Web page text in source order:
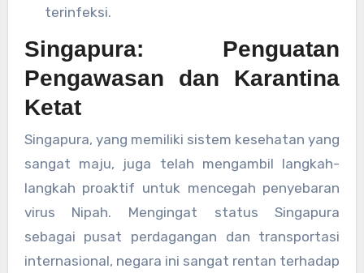
terinfeksi.
Singapura: Penguatan
Pengawasan dan Karantina
Ketat
Singapura, yang memiliki sistem kesehatan yang
sangat maju, juga telah mengambil langkah-
langkah proaktif untuk mencegah penyebaran
virus Nipah. Mengingat status Singapura
sebagai pusat perdagangan dan transportasi
internasional, negara ini sangat rentan terhadap